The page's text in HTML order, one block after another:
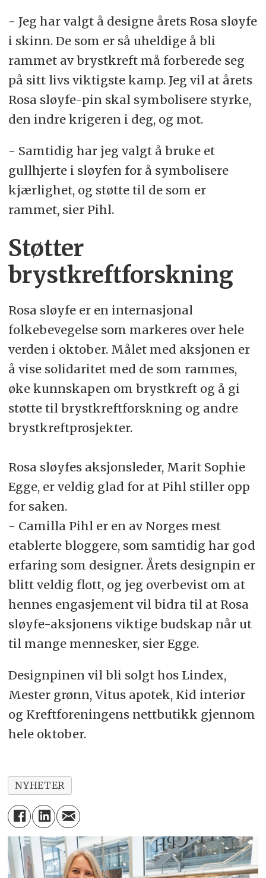
- Jeg har valgt å designe årets Rosa sløyfe
i skinn. De som er så uheldige å bli
rammet av brystkreft må forberede seg
på sitt livs viktigste kamp. Jeg vil at årets
Rosa sløyfe-pin skal symbolisere styrke,
den indre krigeren i deg, og mot.
- Samtidig har jeg valgt å bruke et
gullhjerte i sløyfen for å symbolisere
kjærlighet, og støtte til de som er
rammet, sier Pihl.
Støtter
brystkreftforskning
Rosa sløyfe er en internasjonal
folkebevegelse som markeres over hele
verden i oktober. Målet med aksjonen er
å vise solidaritet med de som rammes,
øke kunnskapen om brystkreft og å gi
støtte til brystkreftforskning og andre
brystkreftprosjekter.
Rosa sløyfes aksjonsleder, Marit Sophie
Egge, er veldig glad for at Pihl stiller opp
for saken.
- Camilla Pihl er en av Norges mest
etablerte bloggere, som samtidig har god
erfaring som designer. Årets designpin er
blitt veldig flott, og jeg overbevist om at
hennes engasjement vil bidra til at Rosa
sløyfe-aksjonens viktige budskap når ut
til mange mennesker, sier Egge.
Designpinen vil bli solgt hos Lindex,
Mester grønn, Vitus apotek, Kid interiør
og Kreftforeningens nettbutikk gjennom
hele oktober.
NYHETER